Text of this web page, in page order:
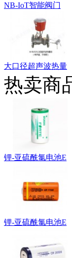
NB-IoT智能阀门
大口径超声波热量
热卖商
锂-亚硫酰氯电池E
锂-亚硫酰氯电池E